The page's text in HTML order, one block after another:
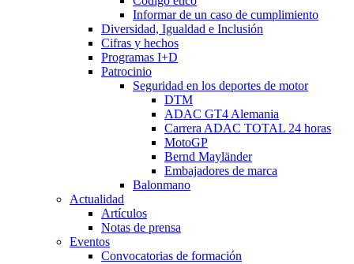
Informar de un caso de cumplimiento
Diversidad, Igualdad e Inclusión
Cifras y hechos
Programas I+D
Patrocinio
Seguridad en los deportes de motor
DTM
ADAC GT4 Alemania
Carrera ADAC TOTAL 24 horas
MotoGP
Bernd Mayländer
Embajadores de marca
Balonmano
Actualidad
Artículos
Notas de prensa
Eventos
Convocatorias de formación